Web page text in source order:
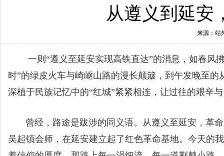
从遵义到延安
来源：站
一则“遵义至延安实现高铁直达”的消息，如春风拂
时”的绿皮火车与崎岖山路的漫长颠簸，到午发晚至
深植于民族记忆中的“红城”紧紧相连，让过往的艰辛
曾经，路途是跋涉的同义语。从遵义至延安，革命
吴起镇会师，在延安建立起了红色革命基地。今天的